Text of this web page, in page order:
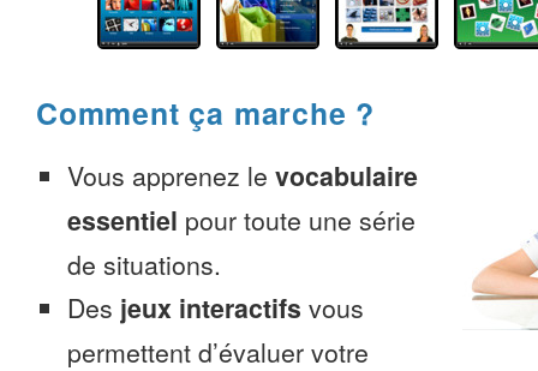
Comment ça marche ?
Vous apprenez le vocabulaire
essentiel pour toute une série
de situations.
Des jeux interactifs vous
permettent d’évaluer votre